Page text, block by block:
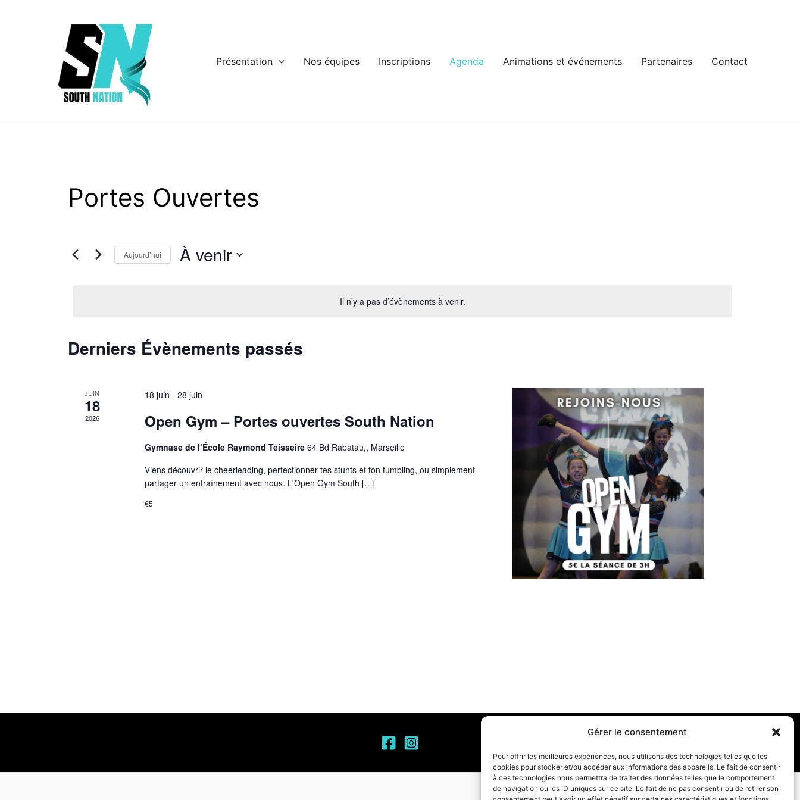
Gérer le consentement
Pour offrir les meilleures expériences, nous utilisons des technologies telles que les
cookies pour stocker et/ou accéder aux informations des appareils. Le fait de consentir
à ces technologies nous permettra de traiter des données telles que le comportement
de navigation ou les ID uniques sur ce site. Le fait de ne pas consentir ou de retirer son
Présentation
Nos équipes Inscriptions Agenda Animations et événements Partenaires Contact
Portes Ouvertes
Il n’y a pas d’évènements à venir.
Aujourd’hui À venir
Derniers Évènements passés
JUIN
18
2026
18 juin -28 juin
Open Gym – Portes ouvertes South Nation
Gymnase de l’École Raymond Teisseire64 Bd Rabatau,, Marseille
Viens découvrir le cheerleading, perfectionner tes stunts et ton tumbling, ou simplement
partager un entraînement avec nous. L'Open Gym South […]
€5